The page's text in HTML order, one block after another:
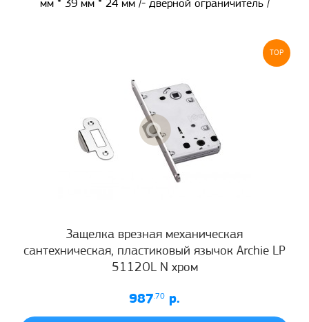
мм * 39 мм * 24 мм /- дверной ограничитель /
TOP
Защелка врезная механическая
сантехническая, пластиковый язычок Archie LP
5112OL N хром
987.70 р.